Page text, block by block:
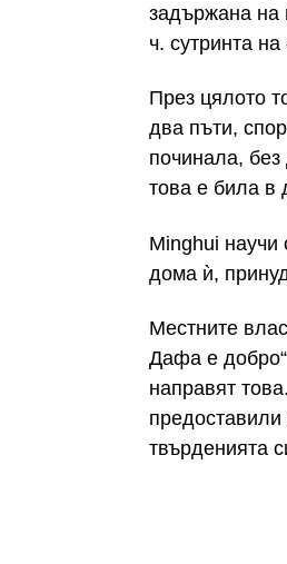
задържана на
ч. сутринта
През цялото
два пъти,
починала,
това е била в
Minghui научи
дома ѝ,
Местните
Дафа е добро“
направят
твърденията